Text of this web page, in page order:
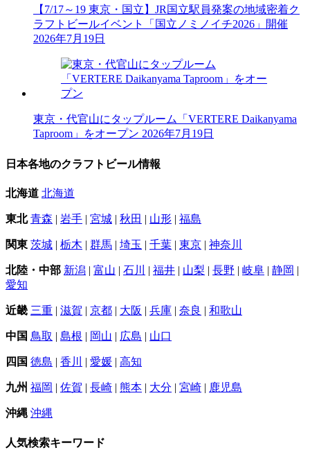
【7/17～19 東京・国立】JR国立駅員発案の地域密着ク
ラフトビールイベント「国立ノミノイチ2026」開催
2026年7月19日
東京・代官山にタップルーム「VERTERE Daikanyama
Taproom」をオープン 2026年7月19日
日本各地のクラフトビール情報
北海道 北海道
東北 青森 | 岩手 | 宮城 | 秋田 | 山形 | 福島
関東 茨城 | 栃木 | 群馬 | 埼玉 | 千葉 | 東京 | 神奈川
北陸・中部 新潟 | 富山 | 石川 | 福井 | 山梨 | 長野 | 岐阜 | 静岡 |
愛知
近畿 三重 | 滋賀 | 京都 | 大阪 | 兵庫 | 奈良 | 和歌山
中国 鳥取 | 島根 | 岡山 | 広島 | 山口
四国 徳島 | 香川 | 愛媛 | 高知
九州 福岡 | 佐賀 | 長崎 | 熊本 | 大分 | 宮崎 | 鹿児島
沖縄 沖縄
人気検索キーワード